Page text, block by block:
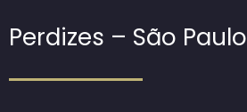
Perdizes – São Paulo